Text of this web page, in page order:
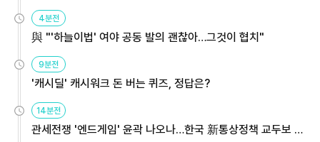
4분전
與 "'하늘이법' 여야 공동 발의 괜찮아…그것이 협치"
9분전
'캐시딜' 캐시워크 돈 버는 퀴즈, 정답은?
14분전
관세전쟁 '엔드게임' 윤곽 나오나…한국 新통상정책 교두보 활